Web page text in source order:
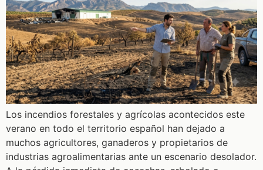
Los incendios forestales y agrícolas acontecidos este
verano en todo el territorio español han dejado a
muchos agricultores, ganaderos y propietarios de
industrias agroalimentarias ante un escenario desolador.